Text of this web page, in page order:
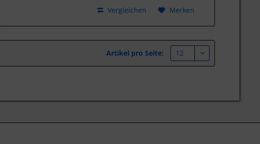
Ohm 80 - 90...
Vergleichen Merken
Artikel pro Seite: